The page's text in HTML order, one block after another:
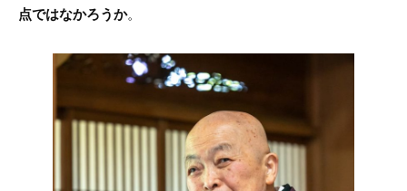
点ではなかろうか。